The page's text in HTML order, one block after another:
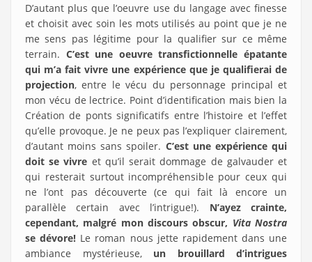
D’autant plus que l’oeuvre use du langage avec finesse
et choisit avec soin les mots utilisés au point que je ne
me sens pas légitime pour la qualifier sur ce même
terrain. C’est une oeuvre transfictionnelle épatante
qui m’a fait vivre une expérience que je qualifierai de
projection, entre le vécu du personnage principal et
mon vécu de lectrice. Point d’identification mais bien la
Création de ponts significatifs entre l’histoire et l’effet
qu’elle provoque. Je ne peux pas l’expliquer clairement,
d’autant moins sans spoiler. C’est une expérience qui
doit se vivre et qu’il serait dommage de galvauder et
qui resterait surtout incompréhensible pour ceux qui
ne l’ont pas découverte (ce qui fait là encore un
parallèle certain avec l’intrigue!). N’ayez crainte,
cependant, malgré mon discours obscur, Vita Nostra
se dévore! Le roman nous jette rapidement dans une
ambiance mystérieuse, un brouillard d’intrigues